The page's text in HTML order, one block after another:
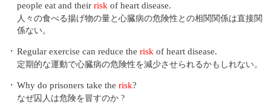
people eat and their risk of heart disease.
人々の食べる揚げ物の量と心臓病の危険性との相関関係は直接関
係ない。
・ Regular exercise can reduce the risk of heart disease.
定期的な運動で心臓病の危険性を減少させられるかもしれない。
・ Why do prisoners take the risk?
なぜ囚人は危険を冒すのか ?